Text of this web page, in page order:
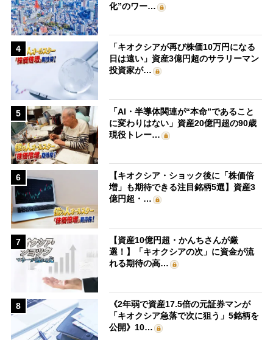
化”のワー…
4
「キオクシアが再び株価10万円になる
日は遠い」資産3億円超のサラリーマン
投資家が…
5
「AI・半導体関連が“本命”であること
に変わりはない」資産20億円超の90歳
現役トレー…
6
【キオクシア・ショック後に「株価倍
増」も期待できる注目銘柄5選】資産3
億円超・…
7
【資産10億円超・かんちさんが厳
選！】「キオクシアの次」に資金が流
れる期待の高…
8
《2年弱で資産17.5倍の元証券マンが
「キオクシア急落で次に狙う」5銘柄を
公開》10…